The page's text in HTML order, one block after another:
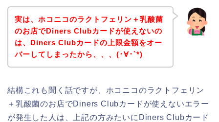
実は、ホコニコのラクトフェリン＋乳酸菌
のお店でDiners Clubカードが使えないの
は、Diners Clubカードの上限金額をオー
バーしてしまったから、、、(･∀･`*)
結構これも聞く話ですが、ホコニコのラクトフェリン
＋乳酸菌のお店でDiners Clubカードが使えないエラー
が発生した人は、上記の方みたいにDiners Clubカード